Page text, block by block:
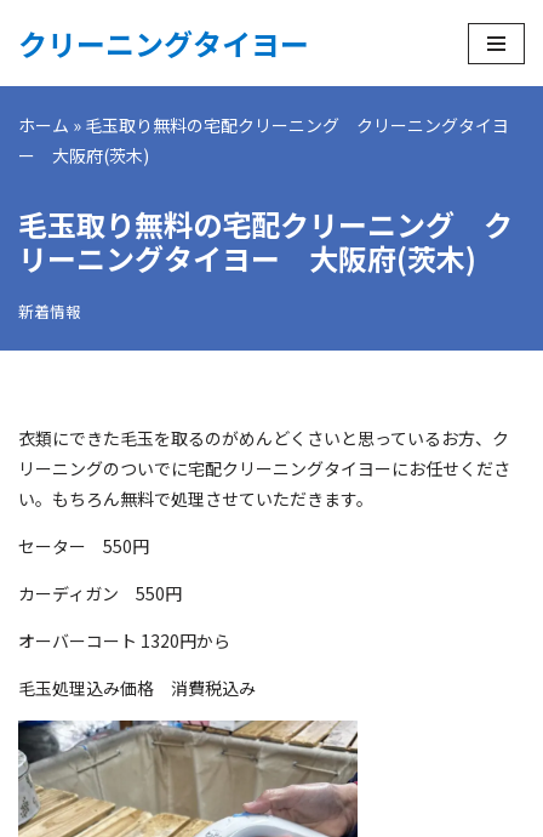
コ
テ
ン
へ
ス
キ
ッ
クリーニングタイヨー
ホーム » 毛玉取り無料の宅配クリーニング クリーニングタイヨ
ー 大阪府(茨木)
毛玉取り無料の宅配クリーニング ク
リーニングタイヨー 大阪府(茨木)
新着情報
衣類にできた毛玉を取るのがめんどくさいと思っているお方、ク
リーニングのついでに宅配クリーニングタイヨーにお任せくださ
い。もちろん無料で処理させていただきます。
セーター 550円
カーディガン 550円
オーバーコート 1320円から
毛玉処理込み価格 消費税込み